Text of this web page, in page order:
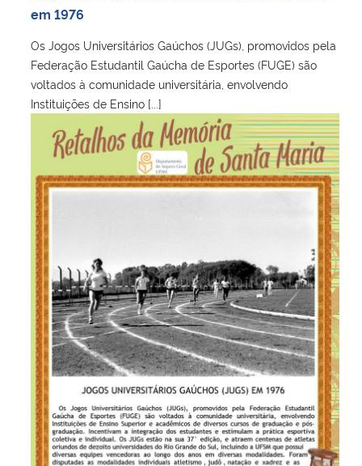
em 1976
Os Jogos Universitários Gaúchos (JUGs), promovidos pela
Federação Estudantil Gaúcha de Esportes (FUGE) são
voltados à comunidade universitária, envolvendo
Instituições de Ensino [...]